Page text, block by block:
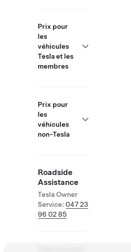
Prix pour
les
véhicules
Tesla et les
membres
Prix pour
les
véhicules
non-Tesla
Roadside
Assistance
Tesla Owner
Service: 047 23
96 02 85